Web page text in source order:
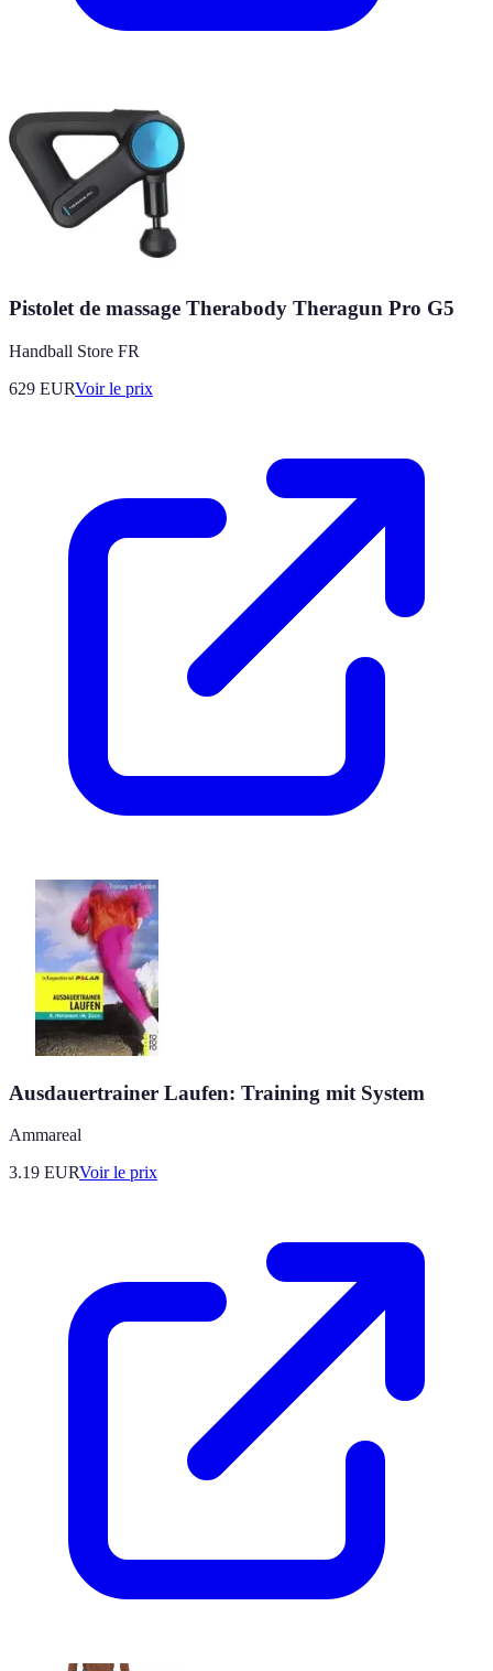
Pistolet de massage Therabody Theragun Pro G5
Handball Store FR
629 EURVoir le prix
Ausdauertrainer Laufen: Training mit System
Ammareal
3.19 EURVoir le prix